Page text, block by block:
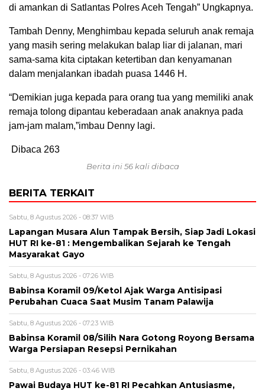
di amankan di Satlantas Polres Aceh Tengah” Ungkapnya.
Tambah Denny, Menghimbau kepada seluruh anak remaja
yang masih sering melakukan balap liar di jalanan, mari
sama-sama kita ciptakan ketertiban dan kenyamanan
dalam menjalankan ibadah puasa 1446 H.
“Demikian juga kepada para orang tua yang memiliki anak
remaja tolong dipantau keberadaan anak anaknya pada
jam-jam malam,”imbau Denny lagi.
Dibaca 263
Berita ini 56 kali dibaca
BERITA TERKAIT
Sabtu, 8 Agustus 2026 - 08:37 WIB
Lapangan Musara Alun Tampak Bersih, Siap Jadi Lokasi
HUT RI ke-81 : Mengembalikan Sejarah ke Tengah
Masyarakat Gayo
Sabtu, 8 Agustus 2026 - 07:26 WIB
‎Babinsa Koramil 09/Ketol Ajak Warga Antisipasi
Perubahan Cuaca Saat Musim Tanam Palawija
Sabtu, 8 Agustus 2026 - 07:23 WIB
‎Babinsa Koramil 08/Silih Nara Gotong Royong Bersama
Warga Persiapan Resepsi Pernikahan
Sabtu, 8 Agustus 2026 - 03:46 WIB
Pawai Budaya HUT ke-81 RI Pecahkan Antusiasme,